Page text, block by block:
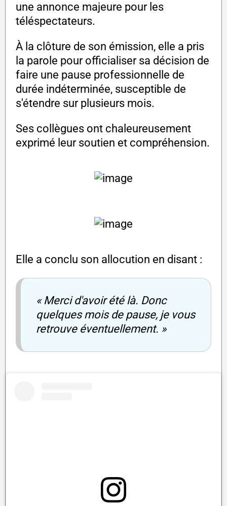
une annonce majeure pour les
téléspectateurs.
À la clôture de son émission, elle a pris
la parole pour officialiser sa décision de
faire une pause professionnelle de
durée indéterminée, susceptible de
s'étendre sur plusieurs mois.
Ses collègues ont chaleureusement
exprimé leur soutien et compréhension.
Elle a conclu son allocution en disant :
« Merci d'avoir été là. Donc
quelques mois de pause, je vous
retrouve éventuellement. »